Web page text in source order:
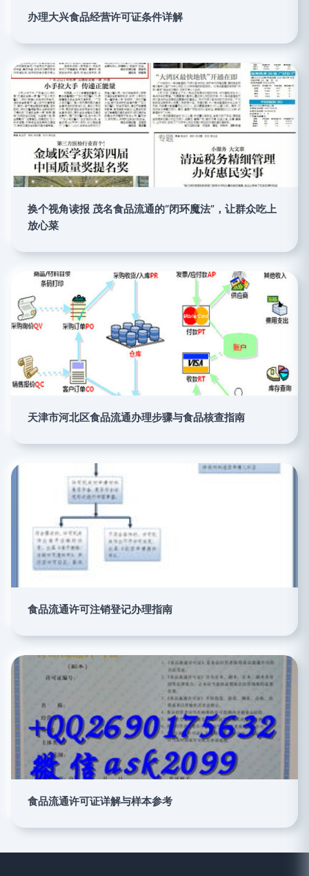
办理大兴食品经营许可证条件详解
换个视角读报 茂名食品流通的“闭环魔法”，让群众吃上
放心菜
天津市河北区食品流通办理步骤与食品核查指南
食品流通许可注销登记办理指南
食品流通许可证详解与样本参考